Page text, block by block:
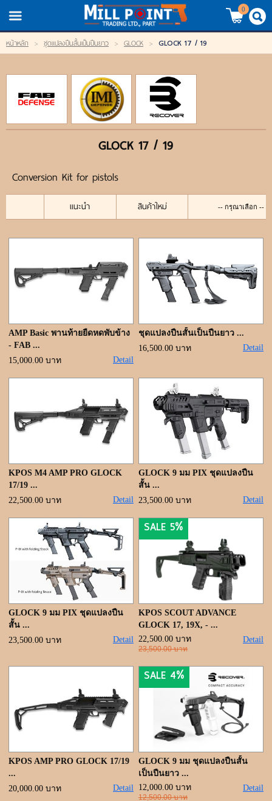
TH/EN
LOGIN REGISTER
My Wishlist
แบรนด์
สินค้าลดราคา
เข้าสู่ระบบ
ขั้นตอนการสั่งซื้อ
ค้นหาสินค้า
ติดต่อเรา
0
หน้าหลัก > ชุดแปลงปืนสั้นเป็นปืนยาว > GLOCK > GLOCK 17 / 19
GLOCK 17 / 19
Conversion Kit for pistols
แนะนำ สินค้าใหม่
AMP Basic พานท้ายยืดหดพับข้าง
- FAB ...
15,000.00 บาท
Detail
ชุดแปลงปืนสั้นเป็นปืนยาว ...
16,500.00 บาท
Detail
KPOS M4 AMP PRO GLOCK
17/19 ...
22,500.00 บาท
Detail
GLOCK 9 มม PIX ชุดแปลงปืน
สั้น ...
23,500.00 บาท
Detail
GLOCK 9 มม PIX ชุดแปลงปืน
สั้น ...
23,500.00 บาท
Detail
SALE 5%
KPOS SCOUT ADVANCE
GLOCK 17, 19X, - ...
22,500.00 บาท
23,500.00 บาท
Detail
KPOS AMP PRO GLOCK 17/19
...
20,000.00 บาท
Detail
SALE 4%
GLOCK 9 มม ชุดแปลงปืนสั้น
เป็นปืนยาว ...
12,000.00 บาท
12,500.00 บาท
Detail